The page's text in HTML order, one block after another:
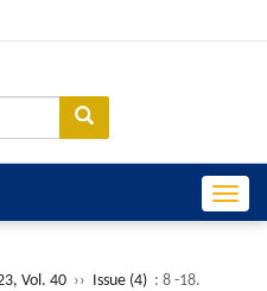
Vol. 40 ›› Issue (4) : 8 -18.